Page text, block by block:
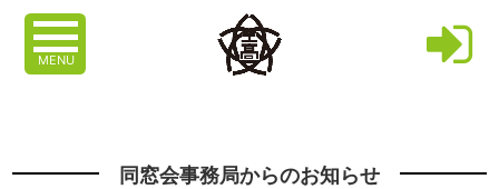
MENU
同窓会事務局からのお知らせ